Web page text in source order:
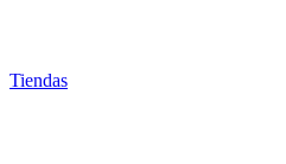
Tiendas